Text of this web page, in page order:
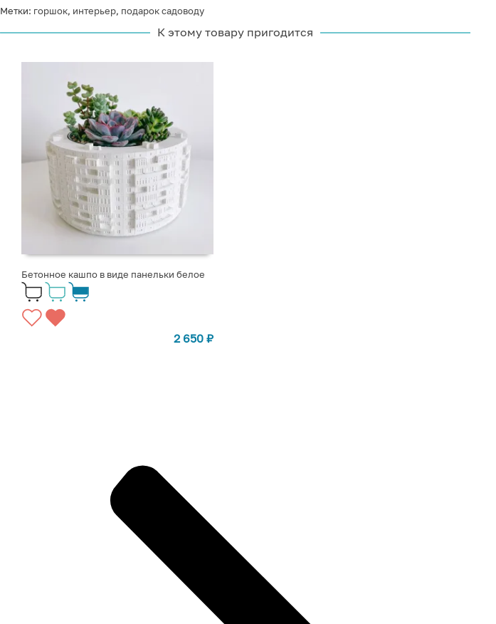
Метки: горшок, интерьер, подарок садоводу
К этому товару пригодится
Бетонное кашпо в виде панельки белое
2 650 ₽